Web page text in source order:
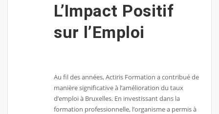
L’Impact Positif
sur l’Emploi
Au fil des années, Actiris Formation a contribué de
manière significative à l’amélioration du taux
d’emploi à Bruxelles. En investissant dans la
formation professionnelle, l’organisme a permis à